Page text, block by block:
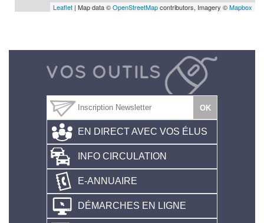
Leaflet | Map data ©OpenStreetMapcontributors, Imagery ©Mapbox
EN DIRECT AVEC VOS ÉLUS
INFO CIRCULATION
E-ANNUAIRE
DÉMARCHES EN LIGNE